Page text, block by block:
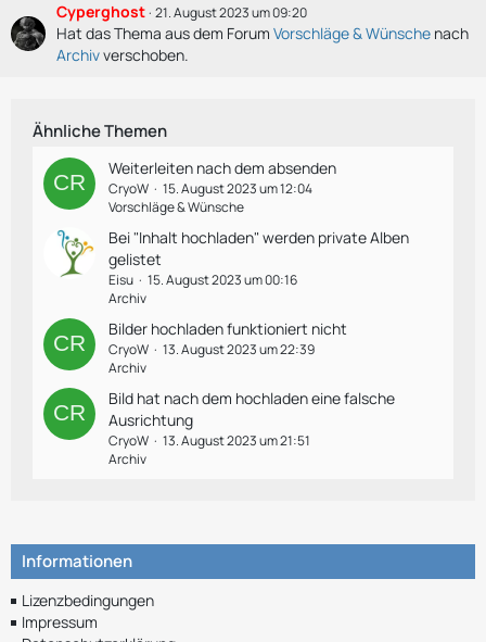
Cyperghost 21. August 2023 um 09:20
Hat das Thema aus dem Forum Vorschläge & Wünsche nach
Archivverschoben.
Ähnliche Themen
Weiterleiten nach dem absenden
CryoW
15. August 2023 um 12:04
Vorschläge & Wünsche
Bei "Inhalt hochladen" werden private Alben
gelistet
Eisu
15. August 2023 um 00:16
Archiv
Bilder hochladen funktioniert nicht
CryoW
13. August 2023 um 22:39
Archiv
Bild hat nach dem hochladen eine falsche
Ausrichtung
CryoW
13. August 2023 um 21:51
Archiv
Informationen
Lizenzbedingungen
Impressum